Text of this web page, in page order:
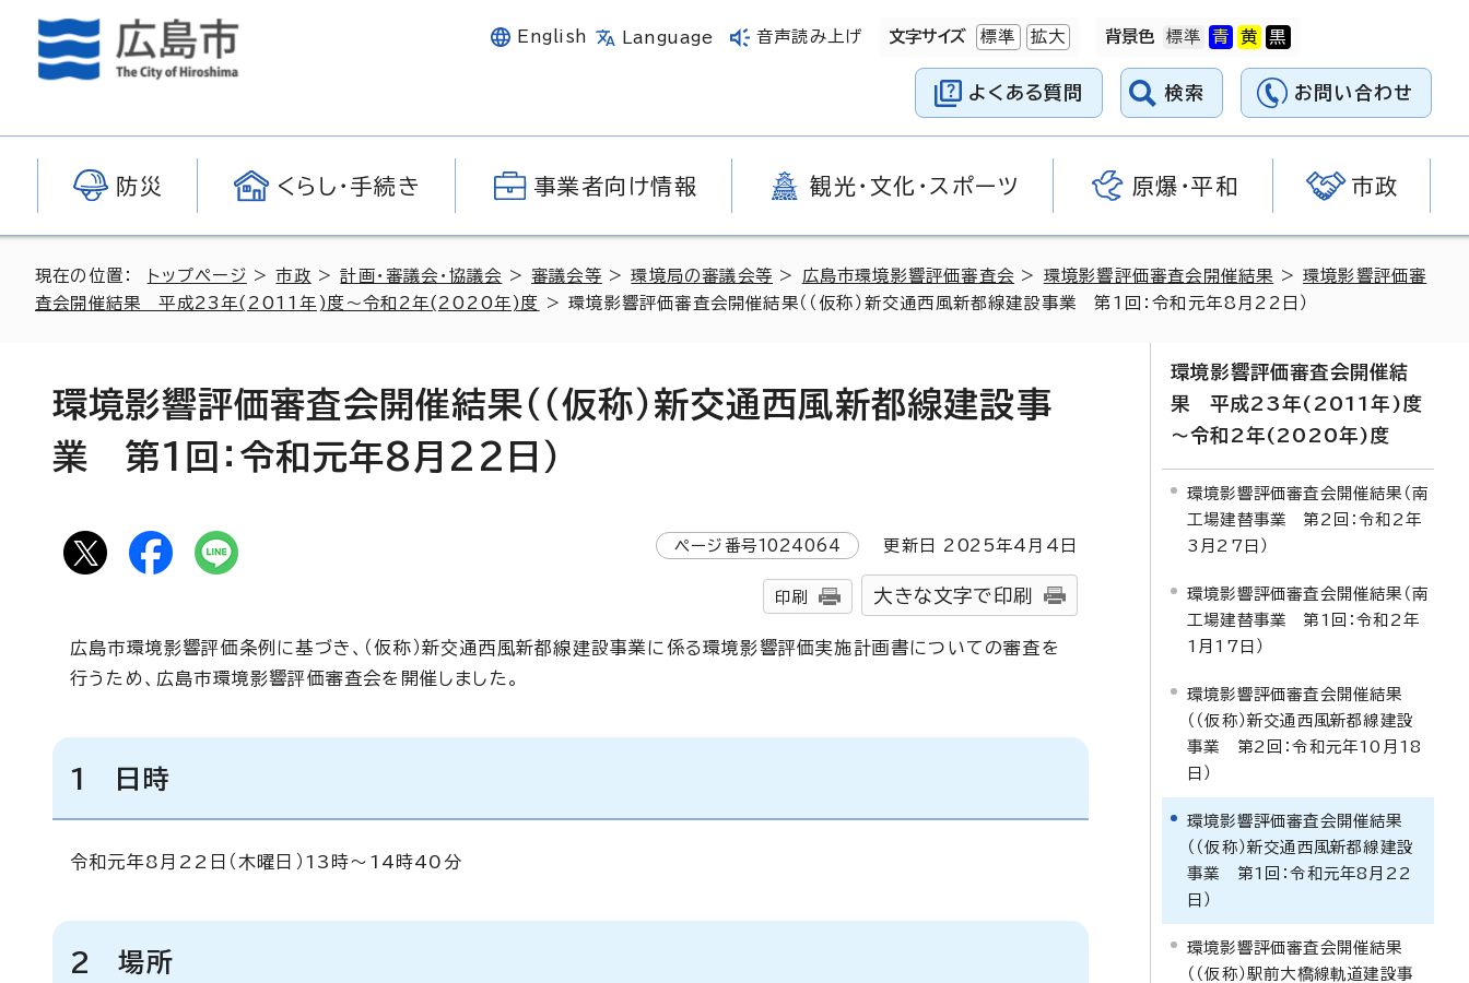
English Language 音声読み上げ 文字サイズ 標準 拡大 背景色
よくある質問 検索 お問い合わせ
防災 くらし・手続き 事業者向け情報 観光・文化・スポーツ 原爆・平和 市政
現在の位置： トップページ >市政 >計画・審議会・協議会 >審議会等 >環境局の審議会等 > 広島市環境影響評価審査会 > 環境影響評価審査会開催結果 > 環境影響評価審
査会開催結果 平成23年(2011年)度～令和2年(2020年)度
> 環境影響評価審査会開催結果（（仮称）新交通西風新都線建設事業 第1回：令和元年8月22日）
環境影響評価審査会開催結果（（仮称）新交通西風新都線建設事
業 第1回：令和元年8月22日）
ページ番号1024064 更新日 2025年4月4日
印刷 大きな文字で印刷
広島市環境影響評価条例に基づき、（仮称）新交通西風新都線建設事業に係る環境影響評価実施計画書についての審査を
行うため、広島市環境影響評価審査会を開催しました。
1 日時
令和元年8月22日（木曜日）13時～14時40分
2 場所
環境影響評価審査会開催結
果 平成23年(2011年)度
～令和2年(2020年)度
環境影響評価審査会開催結果（南
工場建替事業 第2回：令和2年
3月27日）
環境影響評価審査会開催結果（南
工場建替事業 第1回：令和2年
1月17日）
環境影響評価審査会開催結果
（（仮称）新交通西風新都線建設
事業 第2回：令和元年10月18
日）
環境影響評価審査会開催結果
（（仮称）新交通西風新都線建設
事業 第1回：令和元年8月22
日）
環境影響評価審査会開催結果
（（仮称）駅前大橋線軌道建設事